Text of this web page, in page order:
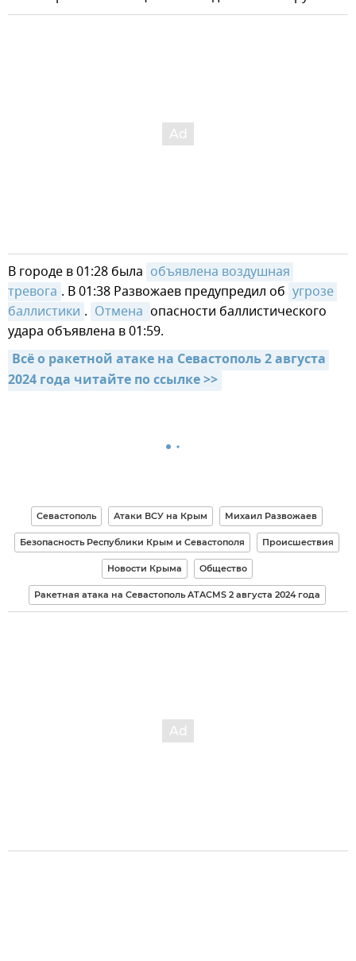
В городе в 01:28 была объявлена воздушная
тревога . В 01:38 Развожаев предупредил об угрозе
баллистики . Отмена опасности баллистического
удара объявлена в 01:59.
Всё о ракетной атаке на Севастополь 2 августа
2024 года читайте по ссылке >>
Севастополь Атаки ВСУ на Крым Михаил Развожаев
Безопасность Республики Крым и Севастополя Происшествия
Новости Крыма Общество
Ракетная атака на Севастополь ATACMS 2 августа 2024 года